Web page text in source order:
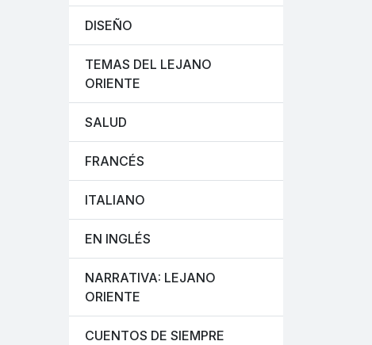
DISEÑO
TEMAS DEL LEJANO
ORIENTE
SALUD
FRANCÉS
ITALIANO
EN INGLÉS
NARRATIVA: LEJANO
ORIENTE
CUENTOS DE SIEMPRE